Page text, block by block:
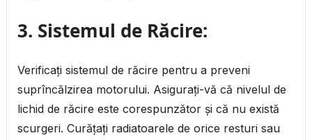
3. Sistemul de Răcire:
Verificați sistemul de răcire pentru a preveni
suprîncălzirea motorului. Asigurați-vă că nivelul de
lichid de răcire este corespunzător și că nu există
scurgeri. Curățați radiatoarele de orice resturi sau